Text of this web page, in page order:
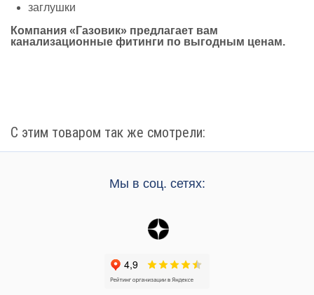
заглушки
Компания «Газовик» предлагает вам
канализационные фитинги по выгодным ценам.
С этим товаром так же смотрели:
Мы в соц. сетях: